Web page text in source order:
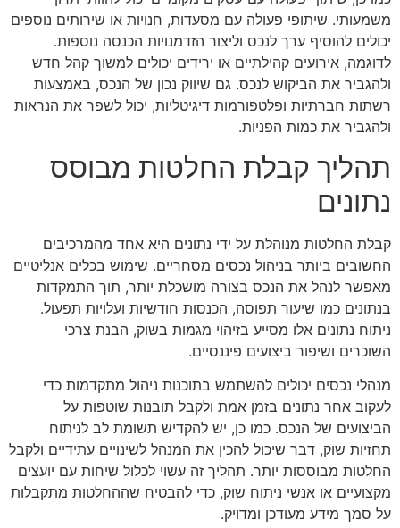
משמעותי. שיתופי פעולה עם מסעדות, חנויות או שירותים נוספים
יכולים להוסיף ערך לנכס וליצור הזדמנויות הכנסה נוספות.
לדוגמה, אירועים קהילתיים או ירידים יכולים למשוך קהל חדש
ולהגביר את הביקוש לנכס. גם שיווק נכון של הנכס, באמצעות
רשתות חברתיות ופלטפורמות דיגיטליות, יכול לשפר את הנראות
ולהגביר את כמות הפניות.
תהליך קבלת החלטות מבוסס
נתונים
קבלת החלטות מנוהלת על ידי נתונים היא אחד מהמרכיבים
החשובים ביותר בניהול נכסים מסחריים. שימוש בכלים אנליטיים
מאפשר לנהל את הנכס בצורה מושכלת יותר, תוך התמקדות
בנתונים כמו שיעור תפוסה, הכנסות חודשיות ועלויות תפעול.
ניתוח נתונים אלו מסייע בזיהוי מגמות בשוק, הבנת צרכי
השוכרים ושיפור ביצועים פיננסיים.
מנהלי נכסים יכולים להשתמש בתוכנות ניהול מתקדמות כדי
לעקוב אחר נתונים בזמן אמת ולקבל תובנות שוטפות על
הביצועים של הנכס. כמו כן, יש להקדיש תשומת לב לניתוח
תחזיות שוק, דבר שיכול להכין את המנהל לשינויים עתידיים ולקבל
החלטות מבוססות יותר. תהליך זה עשוי לכלול שיחות עם יועצים
מקצועיים או אנשי ניתוח שוק, כדי להבטיח שההחלטות מתקבלות
על סמך מידע מעודכן ומדויק.